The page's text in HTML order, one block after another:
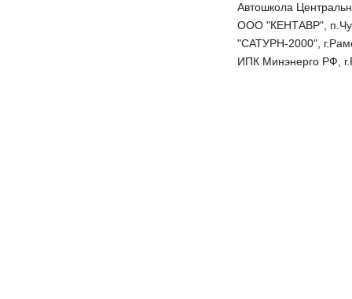
Автошкола
ООО "КЕНТАВР",
"САТУРН-2000",
ИПК Минэнерго РФ,